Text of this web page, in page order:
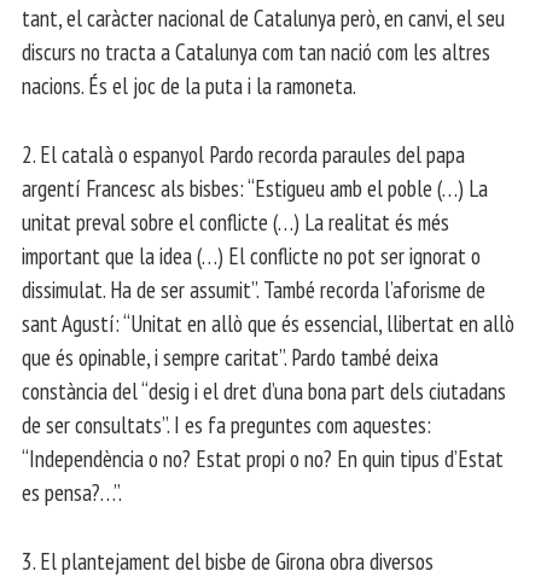
tant, el caràcter nacional de Catalunya però, en canvi, el seu
discurs no tracta a Catalunya com tan nació com les altres
nacions. És el joc de la puta i la ramoneta.
2. El català o espanyol Pardo recorda paraules del papa
argentí Francesc als bisbes: “Estigueu amb el poble (…) La
unitat preval sobre el conflicte (…) La realitat és més
important que la idea (…) El conflicte no pot ser ignorat o
dissimulat. Ha de ser assumit”. També recorda l’aforisme de
sant Agustí: “Unitat en allò que és essencial, llibertat en allò
que és opinable, i sempre caritat”. Pardo també deixa
constància del “desig i el dret d’una bona part dels ciutadans
de ser consultats”. I es fa preguntes com aquestes:
“Independència o no? Estat propi o no? En quin tipus d’Estat
es pensa?…”.
3. El plantejament del bisbe de Girona obra diversos